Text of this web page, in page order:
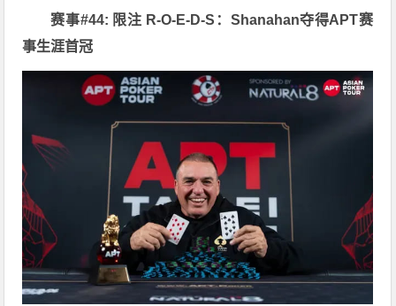
赛事#44: 限注 R-O-E-D-S：Shanahan夺得APT赛
事生涯首冠